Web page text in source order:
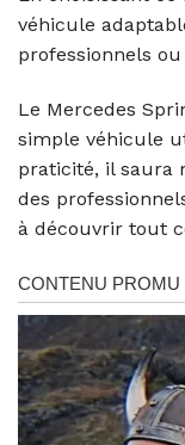
véhicule
professionnels
Le Mercedes
simple véhicule
praticité, il saura
des
à découvrir tout